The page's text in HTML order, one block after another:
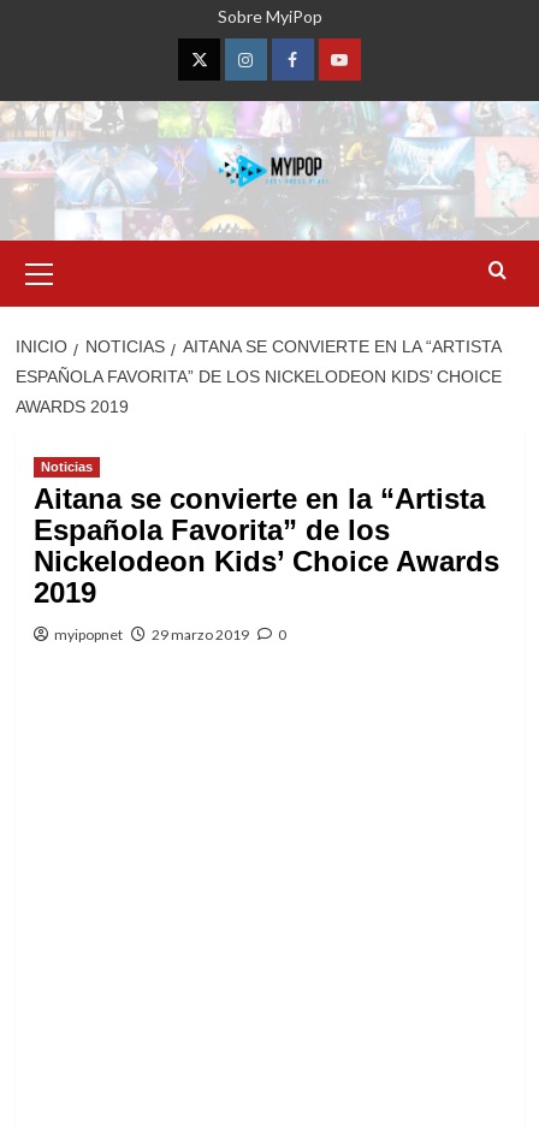
Sobre MyiPop
TwitterInstagramFacebookYouTube
primario
INICIO NOTICIAS
AITANA SE CONVIERTE EN LA “ARTISTA
ESPAÑOLA FAVORITA” DE LOS NICKELODEON KIDS’ CHOICE
AWARDS 2019
Noticias
Aitana se convierte en la “Artista
Española Favorita” de los
Nickelodeon Kids’ Choice Awards
2019
myipopnet 29 marzo 2019 0